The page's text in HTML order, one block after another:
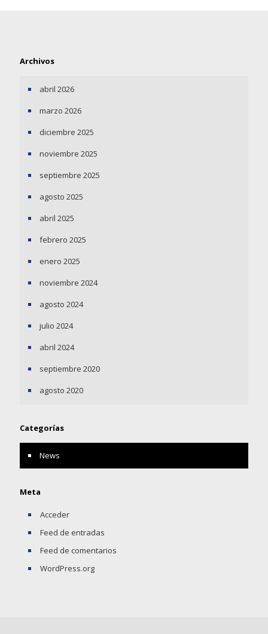
Archivos
abril 2026
marzo 2026
diciembre 2025
noviembre 2025
septiembre 2025
agosto 2025
abril 2025
febrero 2025
enero 2025
noviembre 2024
agosto 2024
julio 2024
abril 2024
septiembre 2020
agosto 2020
Categorías
News
Meta
Acceder
Feed de entradas
Feed de comentarios
WordPress.org